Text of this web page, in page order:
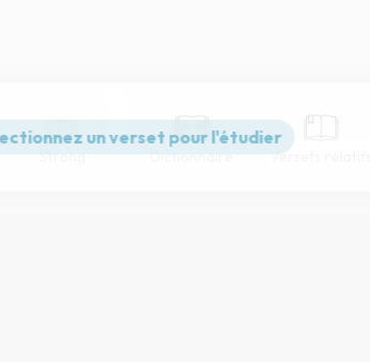
Strong Dictionnaire Versets relatifs